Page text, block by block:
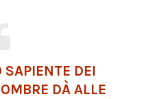
DEI
DÀ ALLE